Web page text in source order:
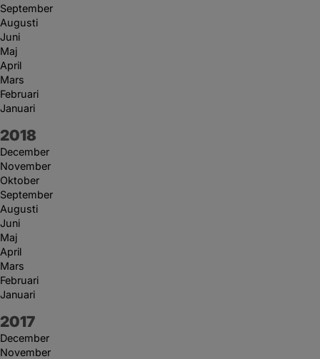
September
Augusti
Juni
Maj
April
Mars
Februari
Januari
År:
2018
December
November
Oktober
September
Augusti
Juni
Maj
April
Mars
Februari
Januari
År:
2017
December
November